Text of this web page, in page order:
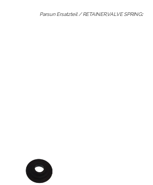
Parsun Ersatzteil / RETAINER,VALVE SPRING: